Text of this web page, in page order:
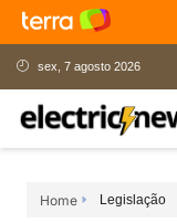
sex, 7 agosto 2026
Home Legislação